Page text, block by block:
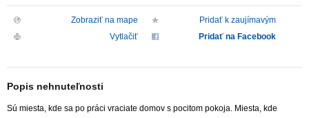
Zobraziť na mape
Pridať k zaujímavým
Vytlačiť
Pridať na Facebook
Popis nehnuteľnosti
Sú miesta, kde sa po práci vraciate domov s pocitom pokoja. Miesta, kde